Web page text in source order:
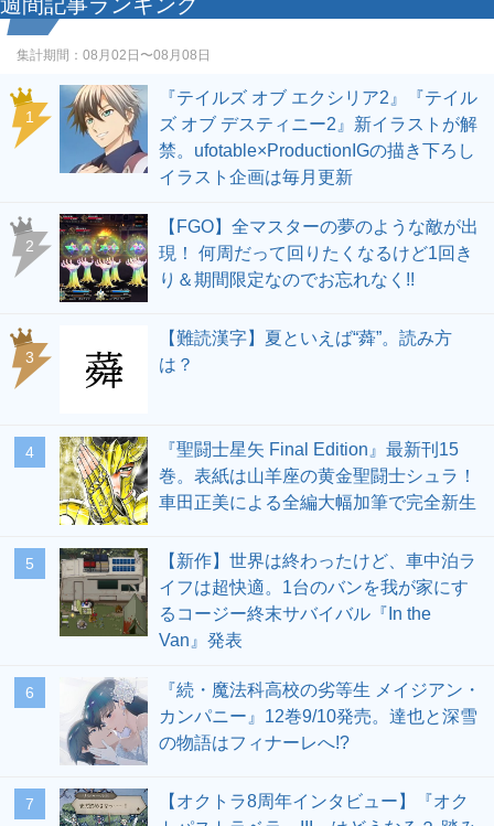
集計期間： 08月02日〜08月08日
1
『テイルズ オブ エクシリア2』『テイル
ズ オブ デスティニー2』新イラストが解
禁。ufotable×ProductionIGの描き下ろし
イラスト企画は毎月更新
2
【FGO】全マスターの夢のような敵が出
現！ 何周だって回りたくなるけど1回き
り＆期間限定なのでお忘れなく!!
3
【難読漢字】夏といえば“蕣”。読み方
は？
4
『聖闘士星矢 Final Edition』最新刊15
巻。表紙は山羊座の黄金聖闘士シュラ！
車田正美による全編大幅加筆で完全新生
5
【新作】世界は終わったけど、車中泊ラ
イフは超快適。1台のバンを我が家にす
るコージー終末サバイバル『In the
Van』発表
6
『続・魔法科高校の劣等生 メイジアン・
カンパニー』12巻9/10発売。達也と深雪
の物語はフィナーレへ!?
7
【オクトラ8周年インタビュー】『オク